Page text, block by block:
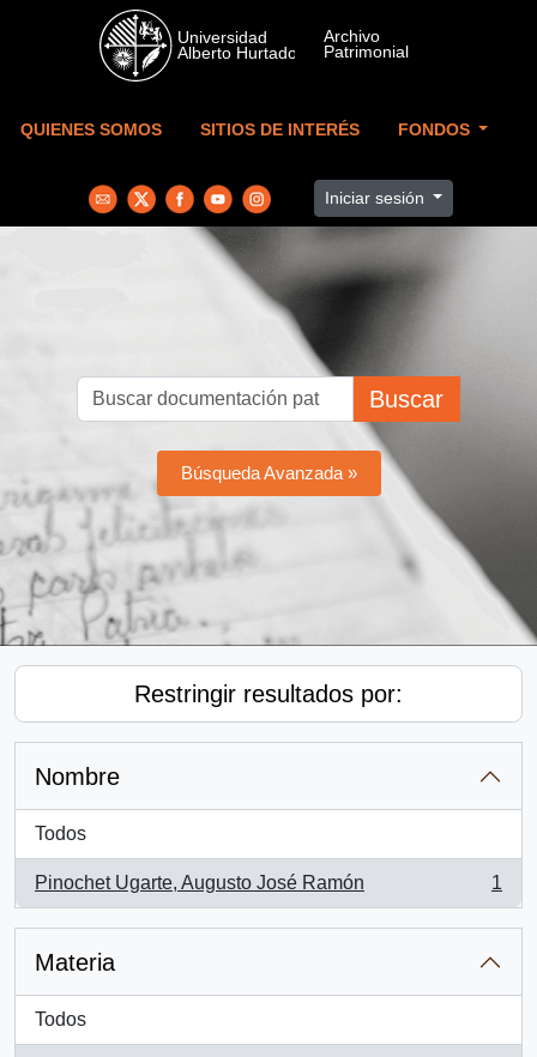
Skip to main content
QUIENES SOMOS SITIOS DE INTERÉS FONDOS
Iniciar sesión
Buscar
Búsqueda Avanzada »
Restringir resultados por:
Nombre
Todos
Pinochet Ugarte, Augusto José Ramón
, 1 resultados
1
Materia
Todos